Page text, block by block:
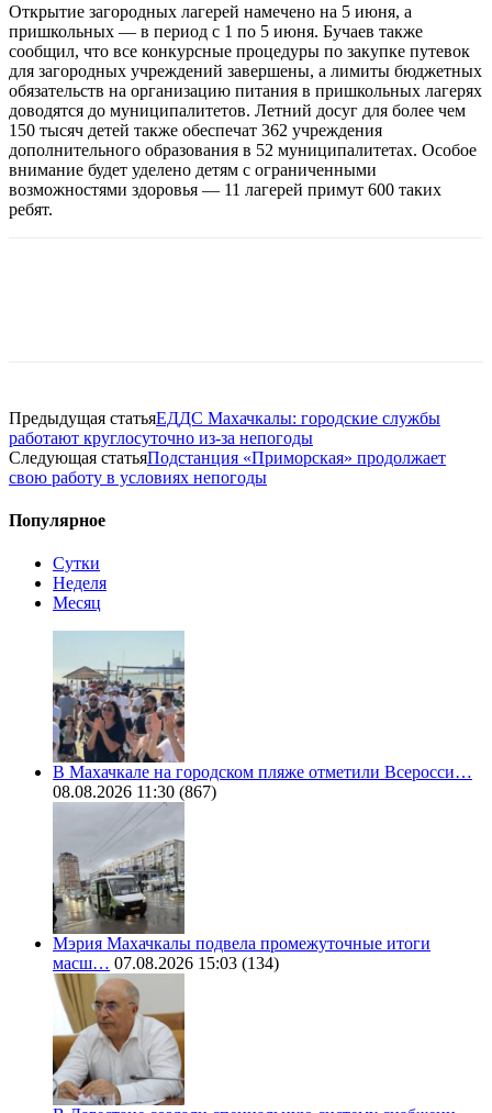
Открытие загородных лагерей намечено на 5 июня, а
пришкольных — в период с 1 по 5 июня. Бучаев также
сообщил, что все конкурсные процедуры по закупке путевок
для загородных учреждений завершены, а лимиты бюджетных
обязательств на организацию питания в пришкольных лагерях
доводятся до муниципалитетов. Летний досуг для более чем
150 тысяч детей также обеспечат 362 учреждения
дополнительного образования в 52 муниципалитетах. Особое
внимание будет уделено детям с ограниченными
возможностями здоровья — 11 лагерей примут 600 таких
ребят.
Предыдущая статьяЕДДС Махачкалы: городские службы
работают круглосуточно из-за непогоды
Следующая статьяПодстанция «Приморская» продолжает
свою работу в условиях непогоды
Популярное
Сутки
Неделя
Месяц
В Махачкале на городском пляже отметили Всеросси…
08.08.2026 11:30 (867)
Мэрия Махачкалы подвела промежуточные итоги
масш… 07.08.2026 15:03 (134)